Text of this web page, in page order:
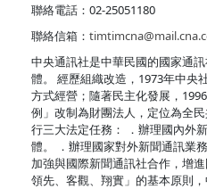
聯絡電話：02-25051180
聯絡信箱：
中央通訊社是中華民國的國家通
體。 經歷組織改造，1973年中央
方式經營；隨著民主化發展，
例」改制為財團法人，定位為全
行三大法定任務： ．辦理國內外
體。 ．辦理國家對外新聞通訊業
加強與國際新聞通訊社合作，增
領先、客觀、翔實」的基本原則